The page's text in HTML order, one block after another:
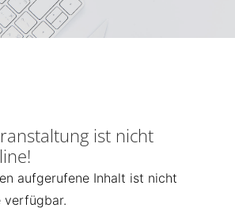
ist nicht
aufgerufene Inhalt ist nicht
verfügbar.